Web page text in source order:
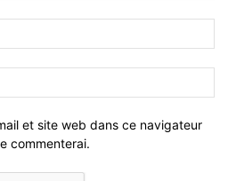
et site web dans ce navigateur
commenterai.